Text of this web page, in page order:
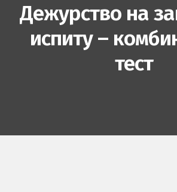
Дежурство на
испиту –
тест